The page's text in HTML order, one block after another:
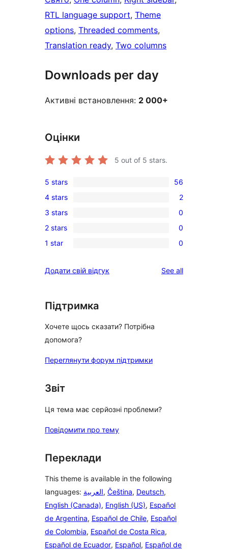
RTL language support, Theme
options, Threaded comments
Translation ready, Two columns
Downloads per day
Активні встановлення: 2 000+
Оцінки
5 out of 5 stars.
56
5-
star
reviews
5 stars 56
2
4-
star
reviews
4 stars 2
0
3-
star
3 stars 0
0
2-
reviews
2 stars 0
0
star
1 star 0
Додати свій відгук See allreviews
Підтримка
Хочете щось сказати? Потрібна
допомога?
Переглянути форум підтримки
Звіт
Ця тема має серйозні проблеми?
Повідомити про тему
Переклади
This theme is available in the following
languages: العربية, Čeština, Deutsch,
English (Canada), English (US), Español
de Argentina, Español de Chile, Español
de Colombia, Español de Costa Rica,
Español de Ecuador, Español, Español de